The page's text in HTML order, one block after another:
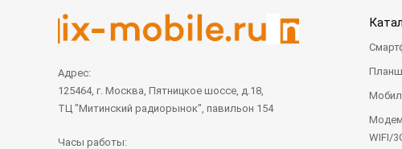
Адрес:
125464, г. Москва, Пятницкое шоссе, д.18,
ТЦ "Митинский радиорынок", павильон 154
Часы работы:
WIFI/